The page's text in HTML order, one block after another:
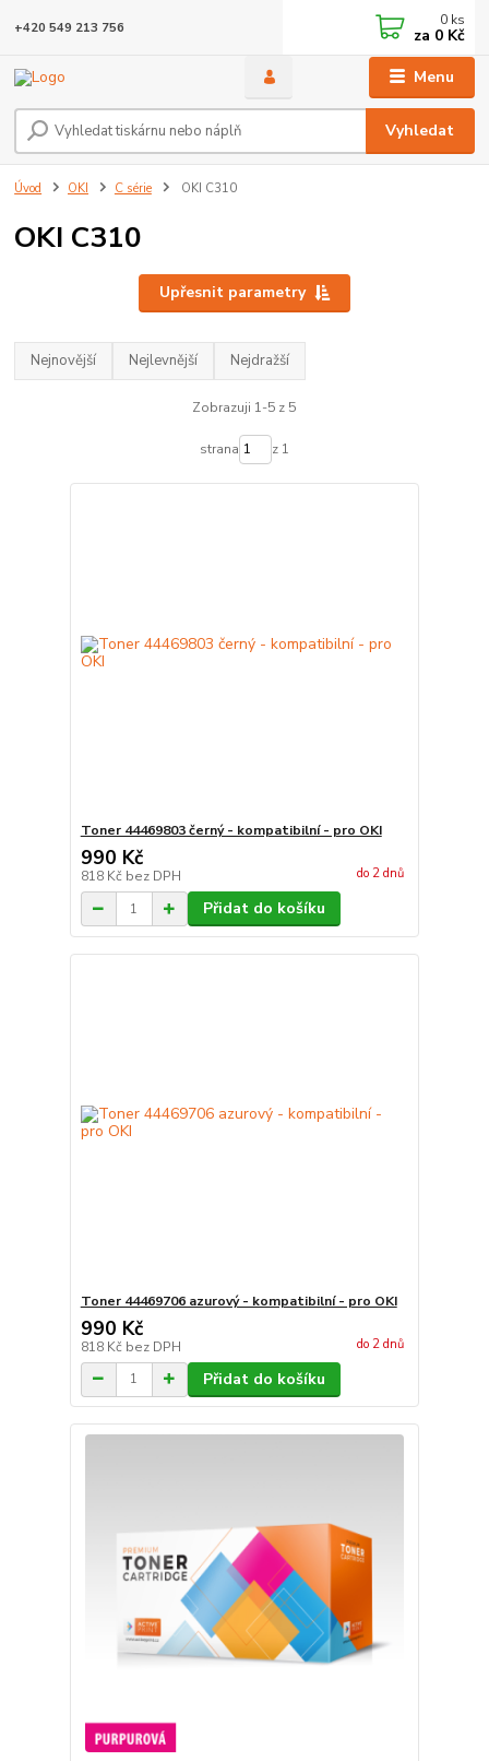
Menu
Vyhledat
+420 549 213 756 0 ks
za 0 Kč
Úvod OKI C série OKI C310
OKI C310
Upřesnit parametry
Nejnovější Nejlevnější Nejdražší
Zobrazuji 1-5 z 5
strana z 1
Toner 44469803 černý - kompatibilní - pro OKI
990 Kč
818 Kč bez DPH do 2 dnů
Přidat do košíku
Toner 44469706 azurový - kompatibilní - pro OKI
990 Kč
818 Kč bez DPH do 2 dnů
Přidat do košíku